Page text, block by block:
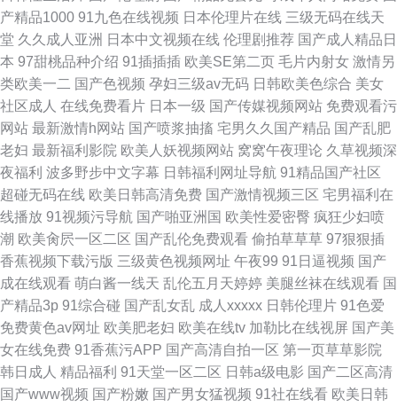
产精品1000 91九色在线视频 日本伦理片在线 三级无码在线天
堂 久久成人亚洲 日本中文视频在线 伦理剧推荐 国产成人精品日
本 97甜桃品种介绍 91插插插 欧美SE第二页 毛片内射女 激情另
类欧美一二 国产色视频 孕妇三级av无码 日韩欧美色综合 美女
社区成人 在线免费看片 日本一级 国产传媒视频网站 免费观看污
网站 最新激情h网站 国产喷浆抽搐 宅男久久国产精品 国产乱肥
老妇 最新福利影院 欧美人妖视频网站 窝窝午夜理论 久草视频深
夜福利 波多野步中文字幕 日韩福利网址导航 91精品国产社区
超碰无码在线 欧美日韩高清免费 国产激情视频三区 宅男福利在
线播放 91视频污导航 国产啪亚洲国 欧美性爱密臀 疯狂少妇喷
潮 欧美肏屄一区二区 国产乱伦免费观看 偷拍草草草 97狠狠插
香蕉视频下载污版 三级黄色视频网址 午夜99 91日逼视频 国产
成在线观看 萌白酱一线天 乱伦五月天婷婷 美腿丝袜在线观看 国
产精品3p 91综合碰 国产乱女乱 成人xxxxx 日韩伦理片 91色爱
免费黄色av网址 欧美肥老妇 欧美在线tv 加勒比在线视屏 国产美
女在线免费 91香蕉污APP 国产高清自拍一区 第一页草草影院
韩日成人 精品福利 91天堂一区二区 日韩a级电影 国产二区高清
国产www视频 国产粉嫩 国产男女猛视频 91社在线看 欧美日韩